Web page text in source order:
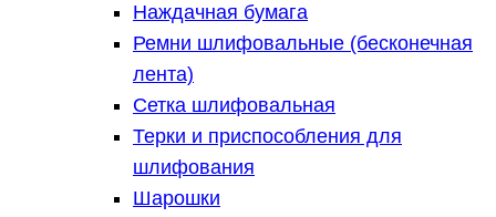
Наждачная бумага
Ремни шлифовальные (бесконечная
лента)
Сетка шлифовальная
Терки и приспособления для
шлифования
Шарошки